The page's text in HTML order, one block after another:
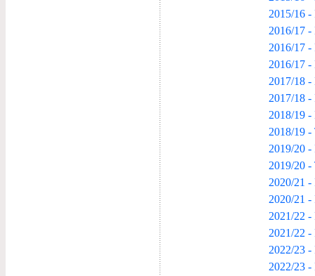
2015/16 -
2016/17 -
2016/17 -
2016/17 -
2017/18 -
2017/18 -
2018/19 -
2018/19 -
2019/20 -
2019/20 -
2020/21 -
2020/21 -
2021/22 -
2021/22 -
2022/23 -
2022/23 -